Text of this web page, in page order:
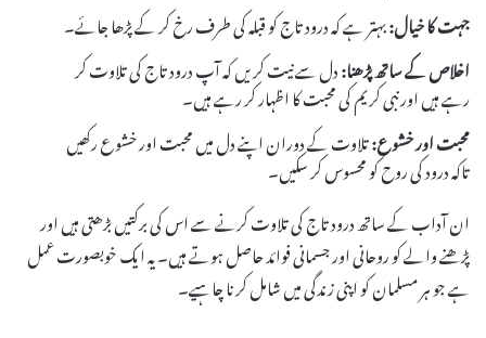
جہت کا خیال:بہتر ہے کہ درود تاج کو قبلہ کی طرف رخ کر کے پڑھا جائے۔
اخلاص کے ساتھ پڑھنا:دل سے نیت کریں کہ آپ درود تاج کی تلاوت کر
رہے ہیں اور نبی کریم کی محبت کا اظہار کر رہے ہیں۔
محبت اور خشوع:تلاوت کے دوران اپنے دل میں محبت اور خشوع رکھیں
تاکہ درود کی روح کو محسوس کر سکیں۔
ان آداب کے ساتھ درود تاج کی تلاوت کرنے سے اس کی برکتیں بڑھتی ہیں اور
پڑھنے والے کو روحانی اور جسمانی فوائد حاصل ہوتے ہیں۔ یہ ایک خوبصورت عمل
ہے جو ہر مسلمان کو اپنی زندگی میں شامل کرنا چاہیے۔